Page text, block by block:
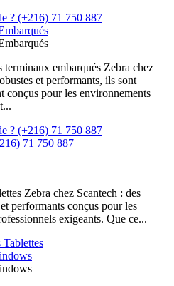
? (+216) 71 750 887
terminaux embarqués Zebra chez
et performants, ils sont
conçus pour les environnements
? (+216) 71 750 887
71 750 887
Zebra chez Scantech : des
performants conçus pour les
exigeants. Que ce...